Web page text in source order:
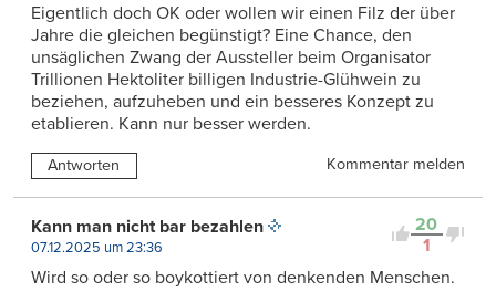
Eigentlich doch OK oder wollen wir einen Filz der über
Jahre die gleichen begünstigt? Eine Chance, den
unsäglichen Zwang der Aussteller beim Organisator
Trillionen Hektoliter billigen Industrie-Glühwein zu
beziehen, aufzuheben und ein besseres Konzept zu
etablieren. Kann nur besser werden.
Antworten Kommentar melden
20
1
Kann man nicht bar bezahlen
07.12.2025 um 23:36
Wird so oder so boykottiert von denkenden Menschen.